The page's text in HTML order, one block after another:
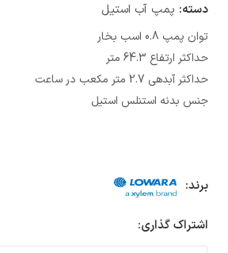
دسته: پمپ آب استیل
توان پمپ 0.8 اسب بخار
حداکثر ارتفاع 64.3 متر
حداکثر آبدهی 2.7 متر مکعب در ساعت
جنس بدنه استنلس استیل
برند:
اشتراک گذاری: